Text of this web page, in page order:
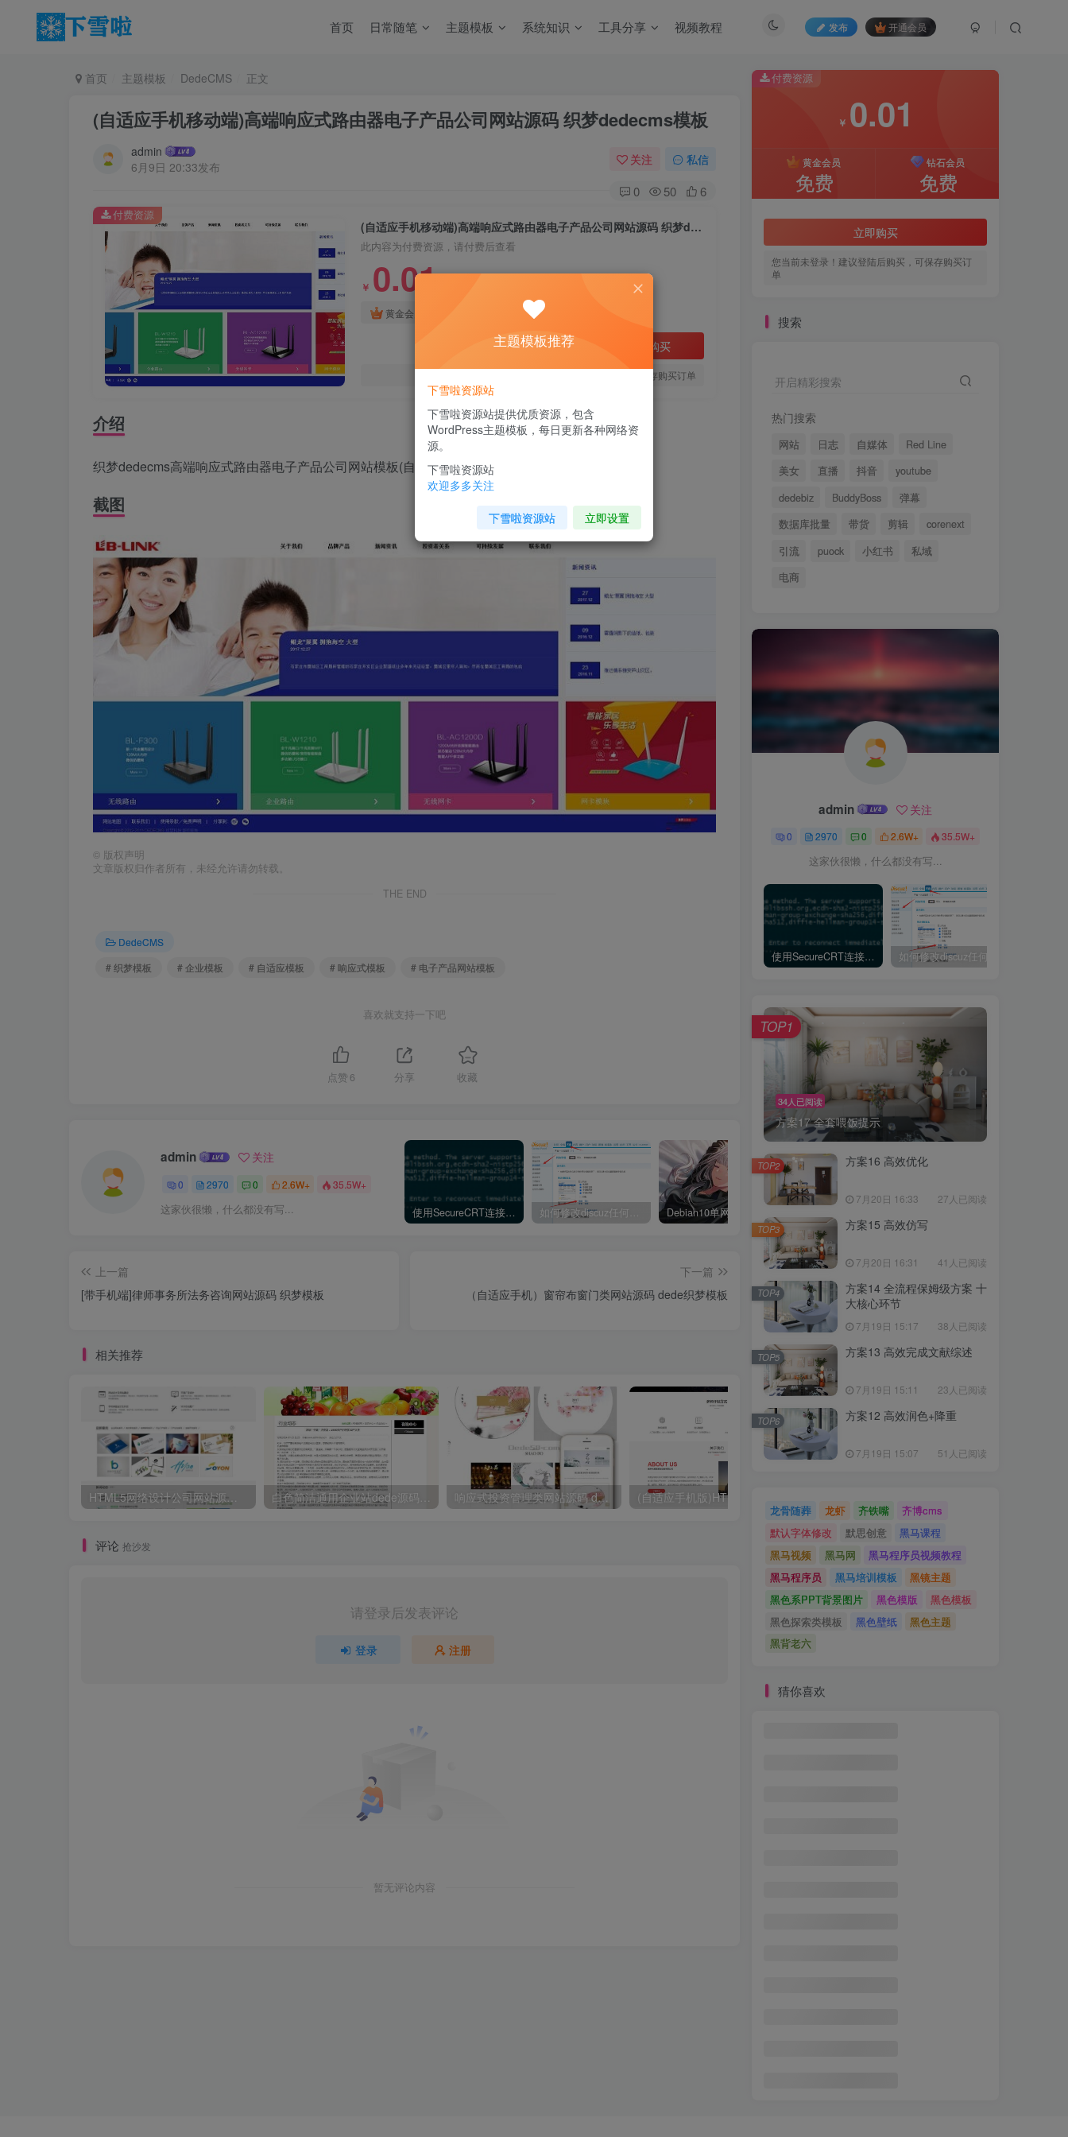
发布 开通会员
首页 日常随笔 主题模板 系统知识 工具分享 视频教程
首页 主题模板 DedeCMS 正文
(自适应手机移动端)高端响应式路由器电子产品公司网站源码 织梦dedecms模板
admin
6月9日 20:33发布
关注 私信
0 50 6
(自适应手机移动端)高端响应式路由器电子产品公司网站源码 织梦dedecms模板
此内容为付费资源，请付费后查看
￥ 0.01
黄金会员 免费
立即购买
您当前未登录！建议登陆后购买，可保存购买订单
付费资源
介绍
织梦dedecms高端响应式路由器电子产品公司网站模板(自适应手机移动端)
截图
© 版权声明
文章版权归作者所有，未经允许请勿转载。
THE END
DedeCMS
# 织梦模板
# 企业模板 # 自适应模板 # 响应式模板 # 电子产品网站模板
喜欢就支持一下吧
点赞 6 分享 收藏
admin 关注
0 2970 0 2.6W+ 35.5W+
这家伙很懒，什么都没有写... 使用SecureCRT连接Ubuntu20.04报错：Key exchange failed. No compatible key exchange method. 如何修改discuz任何模板的编辑器默认字体类型和默认字体大小
上一篇
[带手机端]律师事务所法务咨询网站源码 织梦模板
下一篇
（自适应手机）窗帘布窗门类网站源码 dede织梦模板
相关推荐
HTML5网络设计公司网站源码 织梦dedecms整站模板 白色简洁通用企业站dede源码 织梦通用网站源码下载 响应式投资管理类网站源码 dedecms织梦模板(自适应手机端)
评论 抢沙发
请登录后发表评论
登录 注册
暂无评论内容
付费资源
￥ 0.01
黄金会员
免费
钻石会员
免费
立即购买
您当前未登录！建议登陆后购买，可保存购买订
单
搜索
开启精彩搜索
热门搜索
网站 日志 自媒体
Red Line
美女
直播 抖音
youtube
dedebiz
BuddyBoss
弹幕
数据库批量
带货 剪辑
corenext
引流
puock 小红书
私域
电商
admin 关注
0 2970 0 2.6W+ 35.5W+
这家伙很懒，什么都没有写...
使用SecureCRT连接Ubuntu20.04报错：Key exchange failed. No compatible key exchange method.
34人已阅读
方案17 全套喂饭提示
TOP1
方案16 高效优化
7月20日 16:33 27人已阅读
TOP2
方案15 高效仿写
7月20日 16:31 41人已阅读
TOP3
方案14 全流程保姆级方案 十
大核心环节
7月19日 15:17 38人已阅读
TOP4
方案13 高效完成文献综述
7月19日 15:11 23人已阅读
TOP5
方案12 高效润色+降重
7月19日 15:07 51人已阅读
TOP6
龙骨随葬 龙虾 齐铁嘴
齐博cms
默认字体修改
默思创意
黑马课程
黑马视频
黑马网
黑马程序员视频教程
黑马程序员
黑马培训模板
黑镜主题
黑色系PPT背景图片
黑色模版
黑色模板
黑色探索类模板
黑色壁纸
黑色主题
黑背老六
猜你喜欢
主题模板推荐
下雪啦资源站
下雪啦资源站提供优质资源，包含
WordPress主题模板，每日更新各种网络资
源。
下雪啦资源站
欢迎多多关注
下雪啦资源站 立即设置